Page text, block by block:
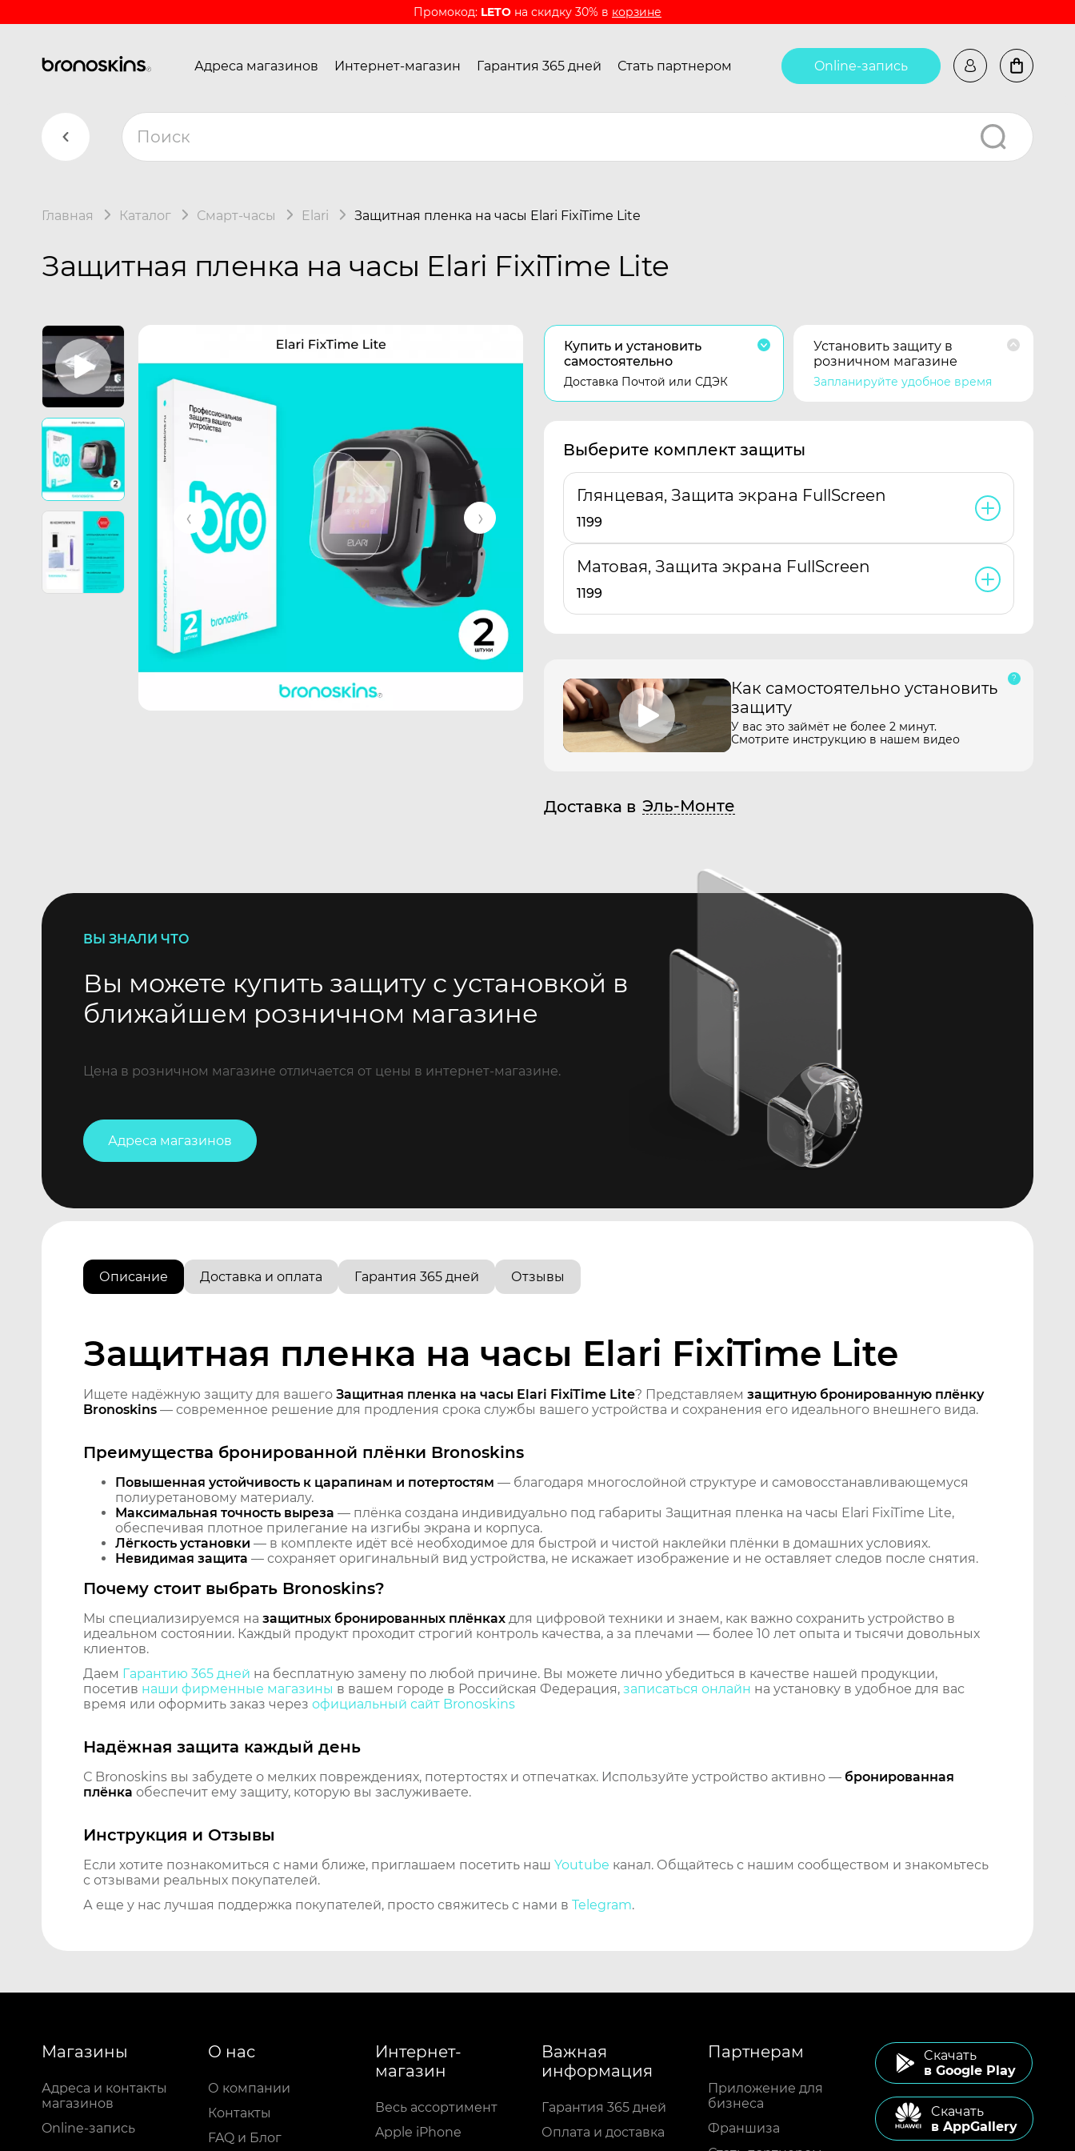
Промокод: LETO на скидку 30% в корзине
Адреса магазинов Интернет-магазин Гарантия 365 дней Стать партнером Online-запись
Главная Каталог Смарт-часы Elari Защитная пленка на часы Elari FixiTime Lite
Защитная пленка на часы Elari FixiTime Lite
Купить и установить
самостоятельно
Доставка Почтой или СДЭК
Установить защиту в
розничном магазине
Запланируйте удобное время
Выберите комплект защиты
Глянцевая, Защита экрана FullScreen
1199
Матовая, Защита экрана FullScreen
1199
Как самостоятельно установить
защиту
У вас это займёт не более 2 минут.
Смотрите инструкцию в нашем видео
Доставка в Эль-Монте
ВЫ ЗНАЛИ ЧТО
Вы можете купить защиту с установкой в
ближайшем розничном магазине
Цена в розничном магазине отличается от цены в интернет-магазине.
Адреса магазинов
Описание Доставка и оплата Гарантия 365 дней Отзывы
Защитная пленка на часы Elari FixiTime Lite
Ищете надёжную защиту для вашего Защитная пленка на часы Elari FixiTime Lite? Представляем защитную бронированную плёнку
Bronoskins — современное решение для продления срока службы вашего устройства и сохранения его идеального внешнего вида.
Преимущества бронированной плёнки Bronoskins
Повышенная устойчивость к царапинам и потертостям — благодаря многослойной структуре и самовосстанавливающемуся
полиуретановому материалу.
Максимальная точность выреза — плёнка создана индивидуально под габариты Защитная пленка на часы Elari FixiTime Lite,
обеспечивая плотное прилегание на изгибы экрана и корпуса.
Лёгкость установки — в комплекте идёт всё необходимое для быстрой и чистой наклейки плёнки в домашних условиях.
Невидимая защита — сохраняет оригинальный вид устройства, не искажает изображение и не оставляет следов после снятия.
Почему стоит выбрать Bronoskins?
Мы специализируемся на защитных бронированных плёнках для цифровой техники и знаем, как важно сохранить устройство в
идеальном состоянии. Каждый продукт проходит строгий контроль качества, а за плечами — более 10 лет опыта и тысячи довольных
клиентов.
Даем Гарантию 365 дней на бесплатную замену по любой причине. Вы можете лично убедиться в качестве нашей продукции,
посетив наши фирменные магазины в вашем городе в Российская Федерация, записаться онлайн на установку в удобное для вас
время или оформить заказ через официальный сайт Bronoskins
Надёжная защита каждый день
С Bronoskins вы забудете о мелких повреждениях, потертостях и отпечатках. Используйте устройство активно — бронированная
плёнка обеспечит ему защиту, которую вы заслуживаете.
Инструкция и Отзывы
Если хотите познакомиться с нами ближе, приглашаем посетить наш Youtube канал. Общайтесь с нашим сообществом и знакомьтесь
с отзывами реальных покупателей.
А еще у нас лучшая поддержка покупателей, просто свяжитесь с нами в Telegram.
Магазины
Адреса и контакты
магазинов
Online-запись
О нас
О компании
Контакты
FAQ и Блог
Интернет-
магазин
Весь ассортимент
Apple iPhone
Важная
информация
Гарантия 365 дней
Оплата и доставка
Партнерам
Приложение для
бизнеса
Франшиза
Cкачать
в Google Play
Cкачать
в AppGallery